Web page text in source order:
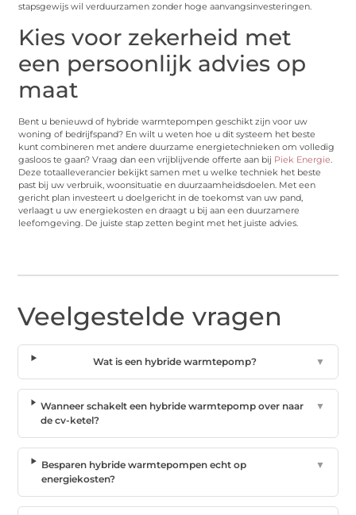
stapsgewijs wil verduurzamen zonder hoge aanvangsinvesteringen.
Kies voor zekerheid met
een persoonlijk advies op
maat
Bent u benieuwd of hybride warmtepompen geschikt zijn voor uw
woning of bedrijfspand? En wilt u weten hoe u dit systeem het beste
kunt combineren met andere duurzame energietechnieken om volledig
gasloos te gaan? Vraag dan een vrijblijvende offerte aan bij Piek Energie.
Deze totaalleverancier bekijkt samen met u welke techniek het beste
past bij uw verbruik, woonsituatie en duurzaamheidsdoelen. Met een
gericht plan investeert u doelgericht in de toekomst van uw pand,
verlaagt u uw energiekosten en draagt u bij aan een duurzamere
leefomgeving. De juiste stap zetten begint met het juiste advies.
Veelgestelde vragen
Wat is een hybride warmtepomp? ▼
Wanneer schakelt een hybride warmtepomp over naar
de cv-ketel?
▼
Besparen hybride warmtepompen echt op
energiekosten?
▼